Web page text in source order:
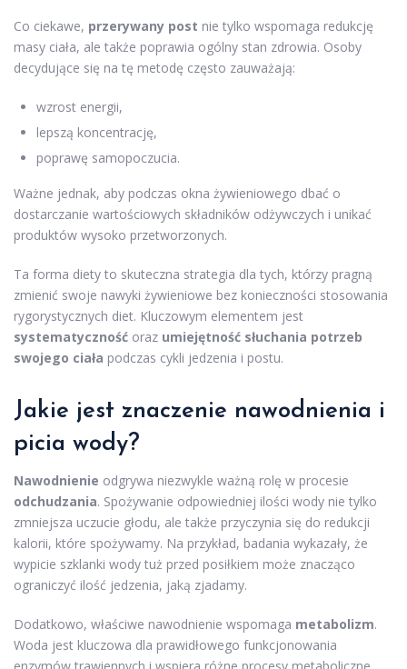
Co ciekawe, przerywany post nie tylko wspomaga redukcję
masy ciała, ale także poprawia ogólny stan zdrowia. Osoby
decydujące się na tę metodę często zauważają:
wzrost energii,
lepszą koncentrację,
poprawę samopoczucia.
Ważne jednak, aby podczas okna żywieniowego dbać o
dostarczanie wartościowych składników odżywczych i unikać
produktów wysoko przetworzonych.
Ta forma diety to skuteczna strategia dla tych, którzy pragną
zmienić swoje nawyki żywieniowe bez konieczności stosowania
rygorystycznych diet. Kluczowym elementem jest
systematyczność oraz umiejętność słuchania potrzeb
swojego ciała podczas cykli jedzenia i postu.
Jakie jest znaczenie nawodnienia i
picia wody?
Nawodnienie odgrywa niezwykle ważną rolę w procesie
odchudzania. Spożywanie odpowiedniej ilości wody nie tylko
zmniejsza uczucie głodu, ale także przyczynia się do redukcji
kalorii, które spożywamy. Na przykład, badania wykazały, że
wypicie szklanki wody tuż przed posiłkiem może znacząco
ograniczyć ilość jedzenia, jaką zjadamy.
Dodatkowo, właściwe nawodnienie wspomaga metabolizm.
Woda jest kluczowa dla prawidłowego funkcjonowania
enzymów trawiennych i wspiera różne procesy metaboliczne.